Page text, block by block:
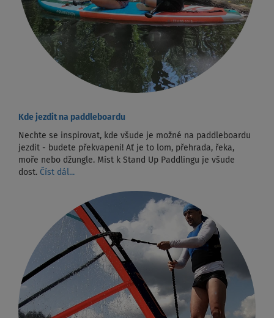
Kde jezdit na paddleboardu
Nechte se inspirovat, kde všude je možné na paddleboardu
jezdit - budete překvapeni! Ať je to lom, přehrada, řeka,
moře nebo džungle. Míst k Stand Up Paddlingu je všude
dost. Číst dál...